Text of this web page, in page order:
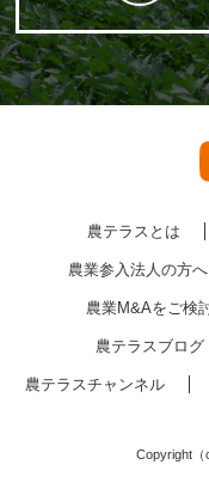
農テラスとは
農業参入法人の方へ
農業M&Aをご検
農テラスブログ
農テラスチャンネル
Copyright（